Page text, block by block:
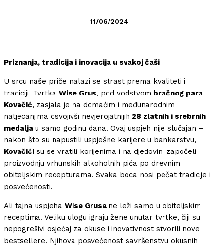
11/06/2024
Priznanja, tradicija i inovacija u svakoj čaši
U srcu naše priče nalazi se strast prema kvaliteti i
tradiciji. Tvrtka Wise Grus, pod vodstvom bračnog para
Kovačić, zasjala je na domaćim i međunarodnim
natjecanjima osvojivši nevjerojatnijih 28 zlatnih i srebrnih
medalja u samo godinu dana. Ovaj uspjeh nije slučajan –
nakon što su napustili uspješne karijere u bankarstvu,
Kovačići su se vratili korijenima i na djedovini započeli
proizvodnju vrhunskih alkoholnih pića po drevnim
obiteljskim recepturama. Svaka boca nosi pečat tradicije i
posvećenosti.
Ali tajna uspjeha Wise Grusa ne leži samo u obiteljskim
receptima. Veliku ulogu igraju žene unutar tvrtke, čiji su
nepogrešivi osjećaj za okuse i inovativnost stvorili nove
bestsellere. Njihova posvećenost savršenstvu okusnih